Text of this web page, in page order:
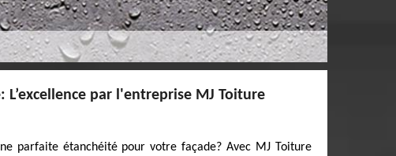
L’excellence par l'entreprise MJ Toiture
parfaite étanchéité pour votre façade? Avec MJ Toiture